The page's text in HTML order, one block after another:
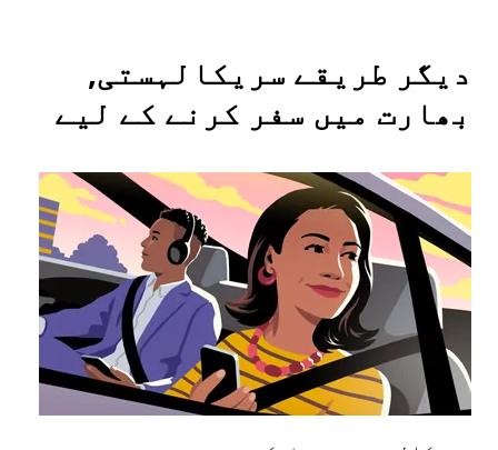
دیگر طریقے سریکالہستی,
بھارت میں سفر کرنے کے لیے